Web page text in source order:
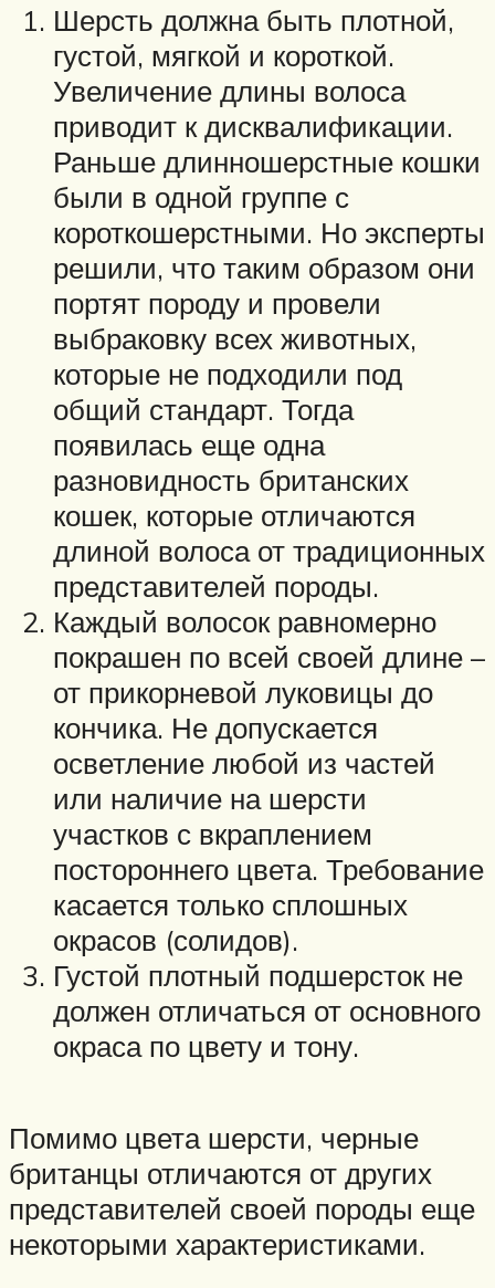
Шерсть должна быть плотной,
густой, мягкой и короткой.
Увеличение длины волоса
приводит к дисквалификации.
Раньше длинношерстные кошки
были в одной группе с
короткошерстными. Но эксперты
решили, что таким образом они
портят породу и провели
выбраковку всех животных,
которые не подходили под
общий стандарт. Тогда
появилась еще одна
разновидность британских
кошек, которые отличаются
длиной волоса от традиционных
представителей породы.
Каждый волосок равномерно
покрашен по всей своей длине –
от прикорневой луковицы до
кончика. Не допускается
осветление любой из частей
или наличие на шерсти
участков с вкраплением
постороннего цвета. Требование
касается только сплошных
окрасов (солидов).
Густой плотный подшерсток не
должен отличаться от основного
окраса по цвету и тону.
Помимо цвета шерсти, черные
британцы отличаются от других
представителей своей породы еще
некоторыми характеристиками.